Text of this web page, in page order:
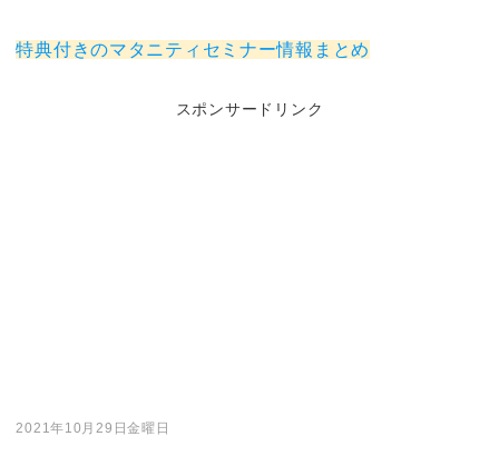
特典付きのマタニティセミナー情報まとめ
スポンサードリンク
2021年10月29日金曜日